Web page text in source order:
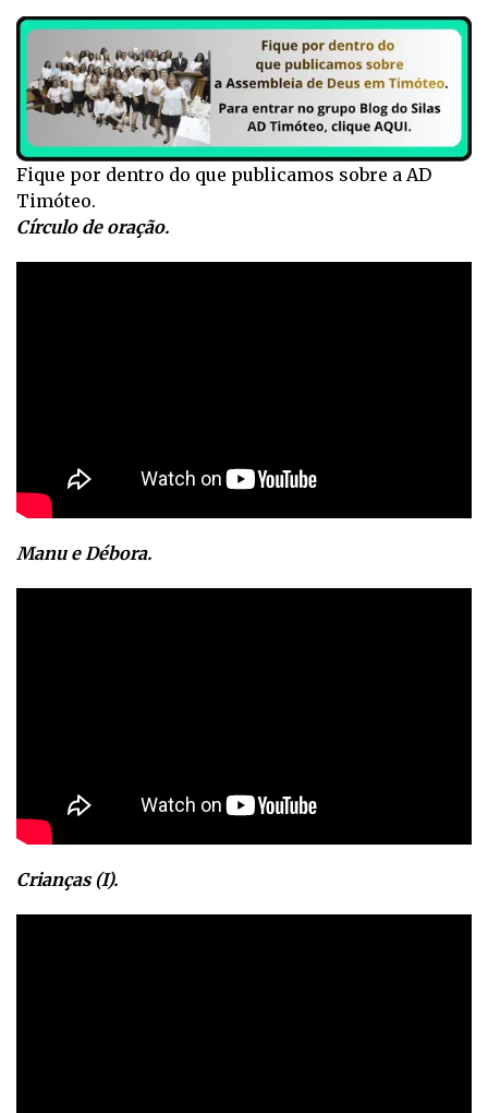
Fique por dentro do que publicamos sobre a AD
Timóteo.
Círculo de oração.
Manu e Débora.
Crianças (I).